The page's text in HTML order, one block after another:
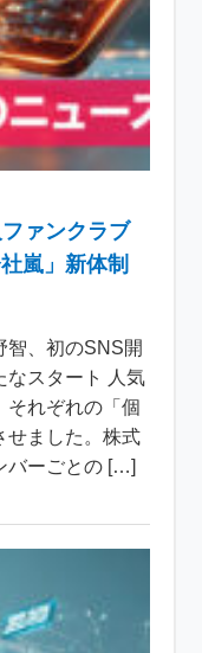
ァンクラブ
嵐」新体制
、初のSNS開
なスタート 人気
それぞれの「個
せました。株式
バーごとの […]